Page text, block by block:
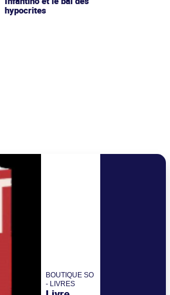
hypocrites
BOUTIQUE SO
- LIVRES